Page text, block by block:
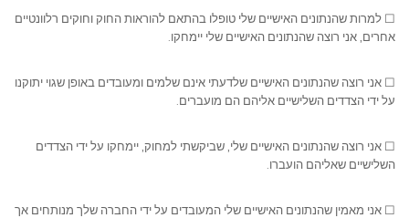
☐ למרות שהנתונים האישיים שלי טופלו בהתאם להוראות החוק וחוקים רלוונטיים
אחרים, אני רוצה שהנתונים האישיים שלי יימחקו.
☐ אני רוצה שהנתונים האישיים שלדעתי אינם שלמים ומעובדים באופן שגוי יתוקנו
על ידי הצדדים השלישיים אליהם הם מועברים.
☐ אני רוצה שהנתונים האישיים שלי, שביקשתי למחוק, יימחקו על ידי הצדדים
השלישיים שאליהם הועברו.
☐ אני מאמין שהנתונים האישיים שלי המעובדים על ידי החברה שלך מנותחים אך